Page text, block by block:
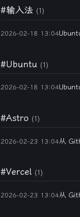
#输入法 (1)
2026-02-18 13:04
#Ubuntu (1)
2026-02-18 13:04
#Astro (1)
2026-02-23 13:04从
#Vercel (1)
2026-02-23 13:04从